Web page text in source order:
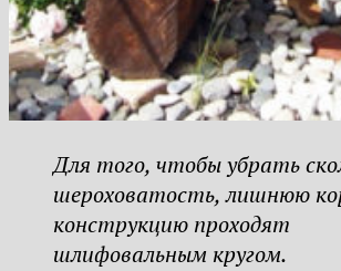
Для того, чтобы убрать
шероховатость, лишнюю
конструкцию проходят
шлифовальным кругом.